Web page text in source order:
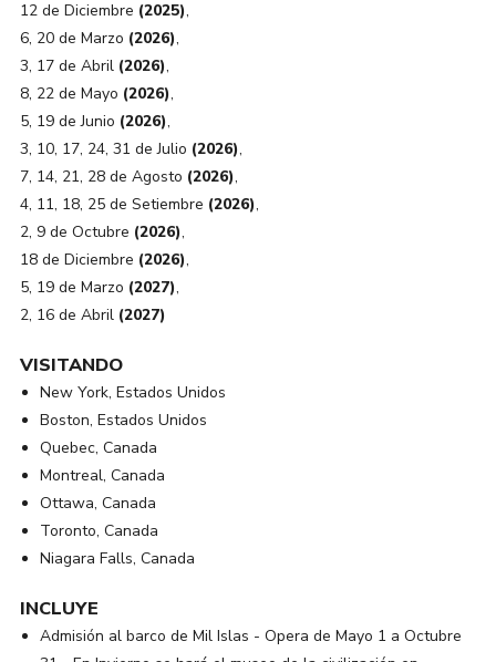
12 de Diciembre (2025),
6, 20 de Marzo (2026),
3, 17 de Abril (2026),
8, 22 de Mayo (2026),
5, 19 de Junio (2026),
3, 10, 17, 24, 31 de Julio (2026),
7, 14, 21, 28 de Agosto (2026),
4, 11, 18, 25 de Setiembre (2026),
2, 9 de Octubre (2026),
18 de Diciembre (2026),
5, 19 de Marzo (2027),
2, 16 de Abril (2027)
VISITANDO
New York, Estados Unidos
Boston, Estados Unidos
Quebec, Canada
Montreal, Canada
Ottawa, Canada
Toronto, Canada
Niagara Falls, Canada
INCLUYE
Admisión al barco de Mil Islas - Opera de Mayo 1 a Octubre